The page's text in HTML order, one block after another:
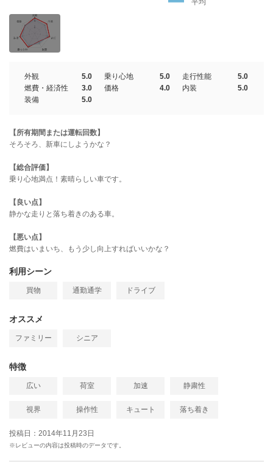
外観 5.0 乗り心地 5.0 走行性能
5.0
燃費・経済性
3.0 価格 4.0 内装
5.0
装備
5.0
【所有期間または運転回数】
そろそろ、新車にしようかな？
【総合評価】
乗り心地満点！素晴らしい車です。
【良い点】
静かな走りと落ち着きのある車。
【悪い点】
燃費はいまいち、もう少し向上すればいいかな？
利用シーン
買物 通勤通学 ドライブ
オススメ
ファミリー シニア
特徴
広い 荷室 加速 静粛性
視界 操作性 キュート 落ち着き
投稿日：2014年11月23日
※レビューの内容は投稿時のデータです。